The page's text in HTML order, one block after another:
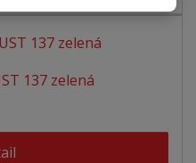
137 zelená